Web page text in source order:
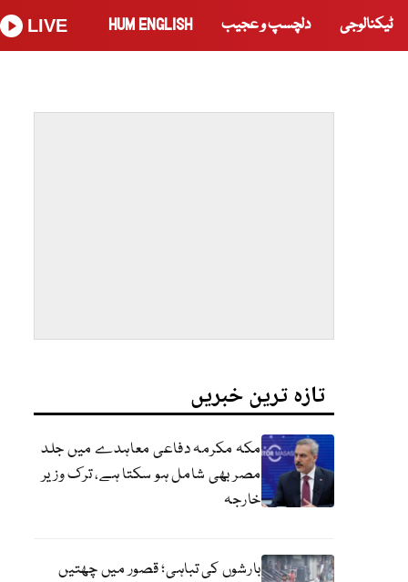
ٹیکنالوجی دلچسپ و عجیب HUM ENGLISH
LIVE
تازہ ترین خبریں
مکہ مکرمہ دفاعی معاہدے میں جلد
مصر بھی شامل ہو سکتا ہے، ترک وزیر
خارجہ
بارشوں کی تباہی؛ قصور میں چھتیں